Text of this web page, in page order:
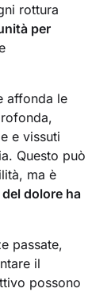
rottura
per
affonda le
e vissuti
Questo può
ma è
dolore ha
passate,
il
possono